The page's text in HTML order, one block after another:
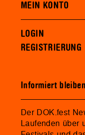
MEIN KONTO
LOGIN
REGISTRIERUNG
Informiert bleiben
Der DOK.fest
Laufenden über